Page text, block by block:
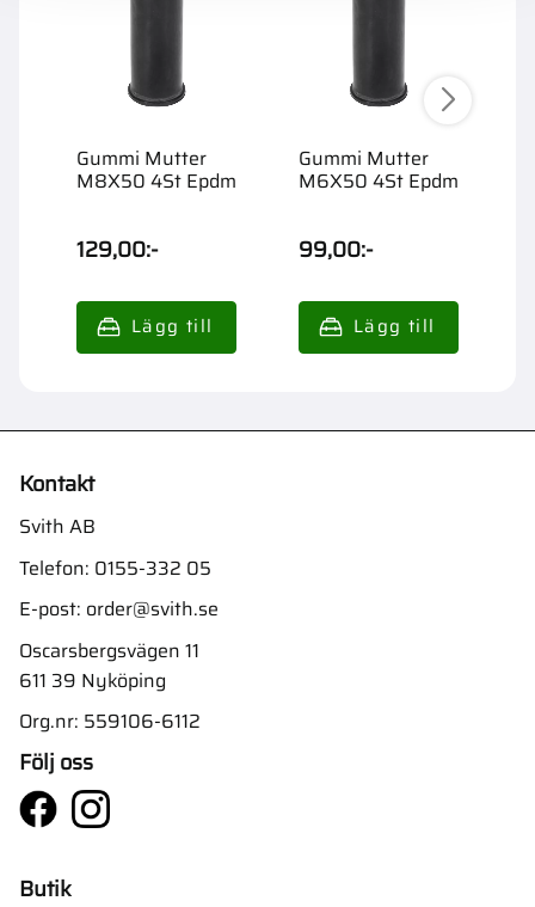
Gummi Mutter
M8X50 4St Epdm
129,00:-
Gummi Mutter
M6X50 4St Epdm
99,00:-
Kontakt
Svith AB
Telefon: 0155-332 05
E-post: order@svith.se
Oscarsbergsvägen 11
611 39 Nyköping
Org.nr: 559106-6112
Följ oss
Butik